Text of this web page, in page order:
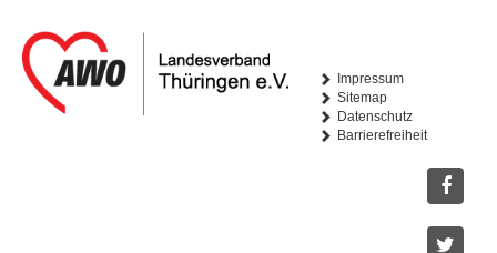
Impressum
Sitemap
Datenschutz
Barrierefreiheit